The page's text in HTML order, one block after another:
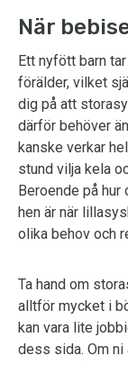
När
Ett nyfött barn
förälder, vilket
dig på att
därför behöver
kanske verkar
stund vilja kela
Beroende på
hen är när
olika behov och
Ta hand om
alltför mycket i
kan vara lite
dess sida. Om ni